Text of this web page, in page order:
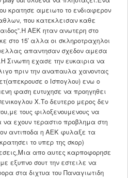
κρατησε αμειωτο το ενδιαφερον
που κατεκλεισαν καθε
ΑΕΚ ηταν ανωτερη στο
στο 15′ αλλα οι σκληροτραχηλοι
απαντησαν σχεδον αμεσα
Σινωπη εχασε την ευκαιρια να
πριν την αναπαυλα χανοντας
ο Ισπογλου) ενω ο
φαση ευτυχησε να προηγηθει
Χ.Το δευτερο μερος δεν
τους φιλοξενουμενους να
εχουν τεραστιο προβλημα στη
αντιποδα η ΑΕΚ φυλαξε τα
το υπερ της σκορ)
απο αυτες καρποφορησε
εξυπνο σουτ την εστειλε να
στα διχτυα του Παναγιωτιδη